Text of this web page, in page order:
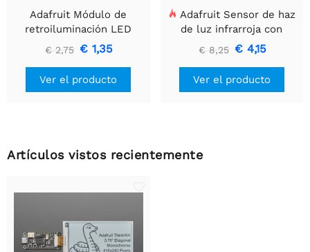
Adafruit Módulo de
retroiluminación LED
blanco - Pequeño 12 mm
x 40 mm
€ 2,75 € 1,35
Ver el producto
Adafruit Sensor de haz
de luz infrarroja con
extremos de cable
premium - LED de 5 mm
€ 8,25 € 4,15
Ver el producto
Artículos vistos recientemente